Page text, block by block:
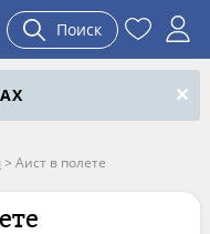
Поиск
> Аист в полете